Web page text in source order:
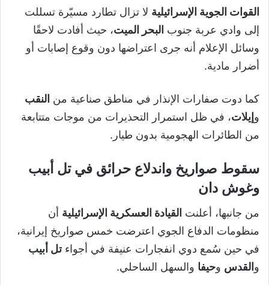
القوات الجوية الإسرائيلية لا تزال تطارد مسيّرة تسللت
إلى وادي عربة جنوب البحر الميت، حيث أفادت لاحقًا
وسائل الإعلام أنه جرى اعتراضها دون وقوع إصابات أو
أضرار مادية.
كما دوت صفارات الإنذار في مناطق صناعية من النقب
و إيلات، في ظل استمرار التحذيرات من موجات متتابعة
من الطائرات الهجومية بدون طيار.
سقوط صواريخ واندلاع حرائق في تل أبيب
وغوش دان
من جانبها، أعلنت القيادة العسكرية الإسرائيلية أن
منظومات الدفاع الجوي اعترضت خمس صواريخ إيرانية،
في حين سُمع دوي انفجارات عنيفة في أجواءتل أبيب
و القدس وحيفا والسهل الساحلي.